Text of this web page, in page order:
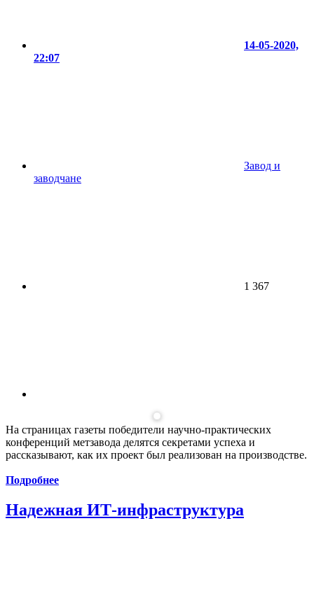
14-05-2020,
22:07
Завод и
заводчане
1 367
На страницах газеты победители научно-практических
конференций метзавода делятся секретами успеха и
рассказывают, как их проект был реализован на производстве.
Подробнее
Надежная ИТ-инфраструктура